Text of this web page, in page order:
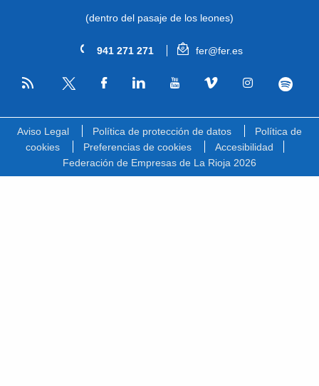
(dentro del pasaje de los leones)
941 271 271 fer@fer.es
RSS
Aviso Legal Política de protección de datos
Política de
cookies
Preferencias de cookies
Accesibilidad
Federación de Empresas de La Rioja 2026